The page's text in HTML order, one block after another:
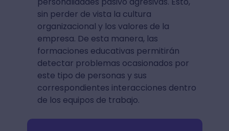
sin perder de vista la cultura
organizacional y los valores de la
empresa. De esta manera, las
formaciones educativas permitirán
detectar problemas ocasionados por
este tipo de personas y sus
correspondientes interacciones dentro
de los equipos de trabajo.